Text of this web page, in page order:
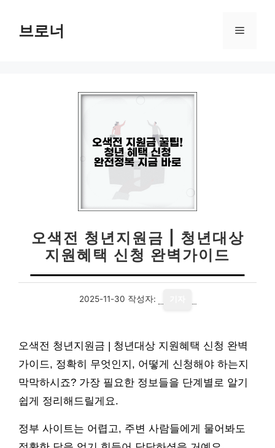
브로너 메
오색전 청년지원금 | 청년대상
지원혜택 신청 완벽가이드
2025-11-30 작성자:
오색전 청년지원금 | 청년대상 지원혜택 신청 완벽
가이드, 정확히 무엇인지, 어떻게 신청해야 하는지
막막하시죠? 가장 필요한 정보들을 단계별로 알기
쉽게 정리해드릴게요.
정부 사이트는 어렵고, 주변 사람들에게 물어봐도